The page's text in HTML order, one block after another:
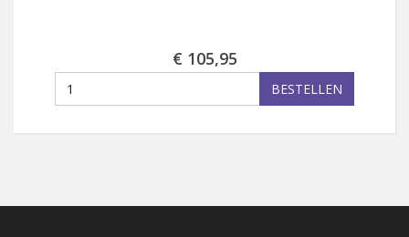
€ 105,95
BESTELLEN